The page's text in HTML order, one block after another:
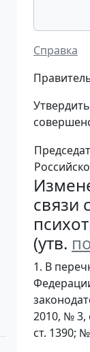
Справка
связи
(утв.
1. В
2010, № 3,
ст. 1390;